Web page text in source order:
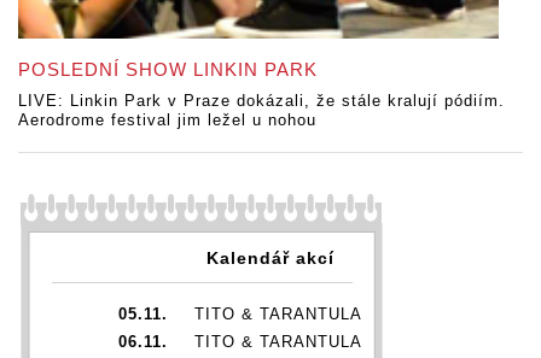
POSLEDNÍ SHOW LINKIN PARK
LIVE: Linkin Park v Praze dokázali, že stále kralují pódiím.
Aerodrome festival jim ležel u nohou
Kalendář akcí
05.11.
TITO & TARANTULA
06.11.
TITO & TARANTULA